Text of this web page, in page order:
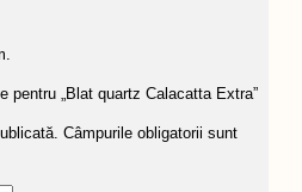
pentru „Blat quartz Calacatta Extra”
Câmpurile obligatorii sunt